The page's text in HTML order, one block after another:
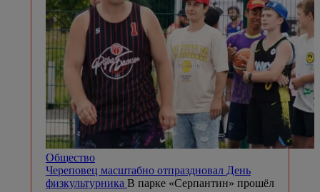
Общество
Череповец масштабно отпраздновал День
физкультурника В парке «Серпантин» прошёл